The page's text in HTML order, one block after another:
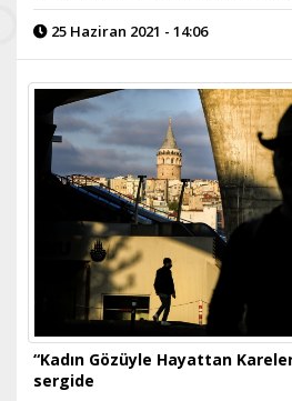
25 Haziran 2021 - 14:06
“Kadın Gözüyle Hayattan
sergide